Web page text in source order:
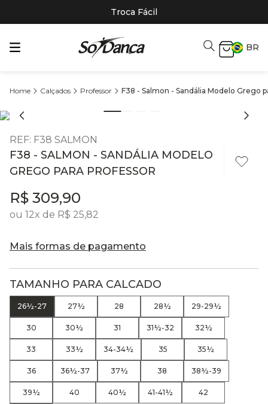
Troca Fácil
BR
Calçados Professor F38 - Salmon - Sandália Modelo Grego
REF: F38 SALMON
F38 - SALMON - SANDÁLIA MODELO
GREGO PARA PROFESSOR
R$ 309,90
ou 12x de R$ 25,82
Mais formas de pagamento
TAMANHO PARA CALCADO
26½-27 27½ 28 28½ 29-29½
30 30½ 31 31½-32 32½
33 33½ 34-34½ 35 35½
36 36½-37 37½ 38 38½-39
39½ 40 40½ 41-41½ 42